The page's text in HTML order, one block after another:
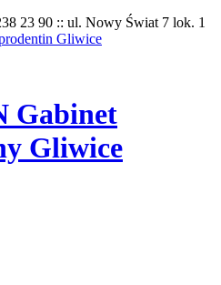
23 90 :: ul. Nowy Świat 7 lok. 1